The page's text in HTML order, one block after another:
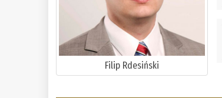
Filip Rdesiński